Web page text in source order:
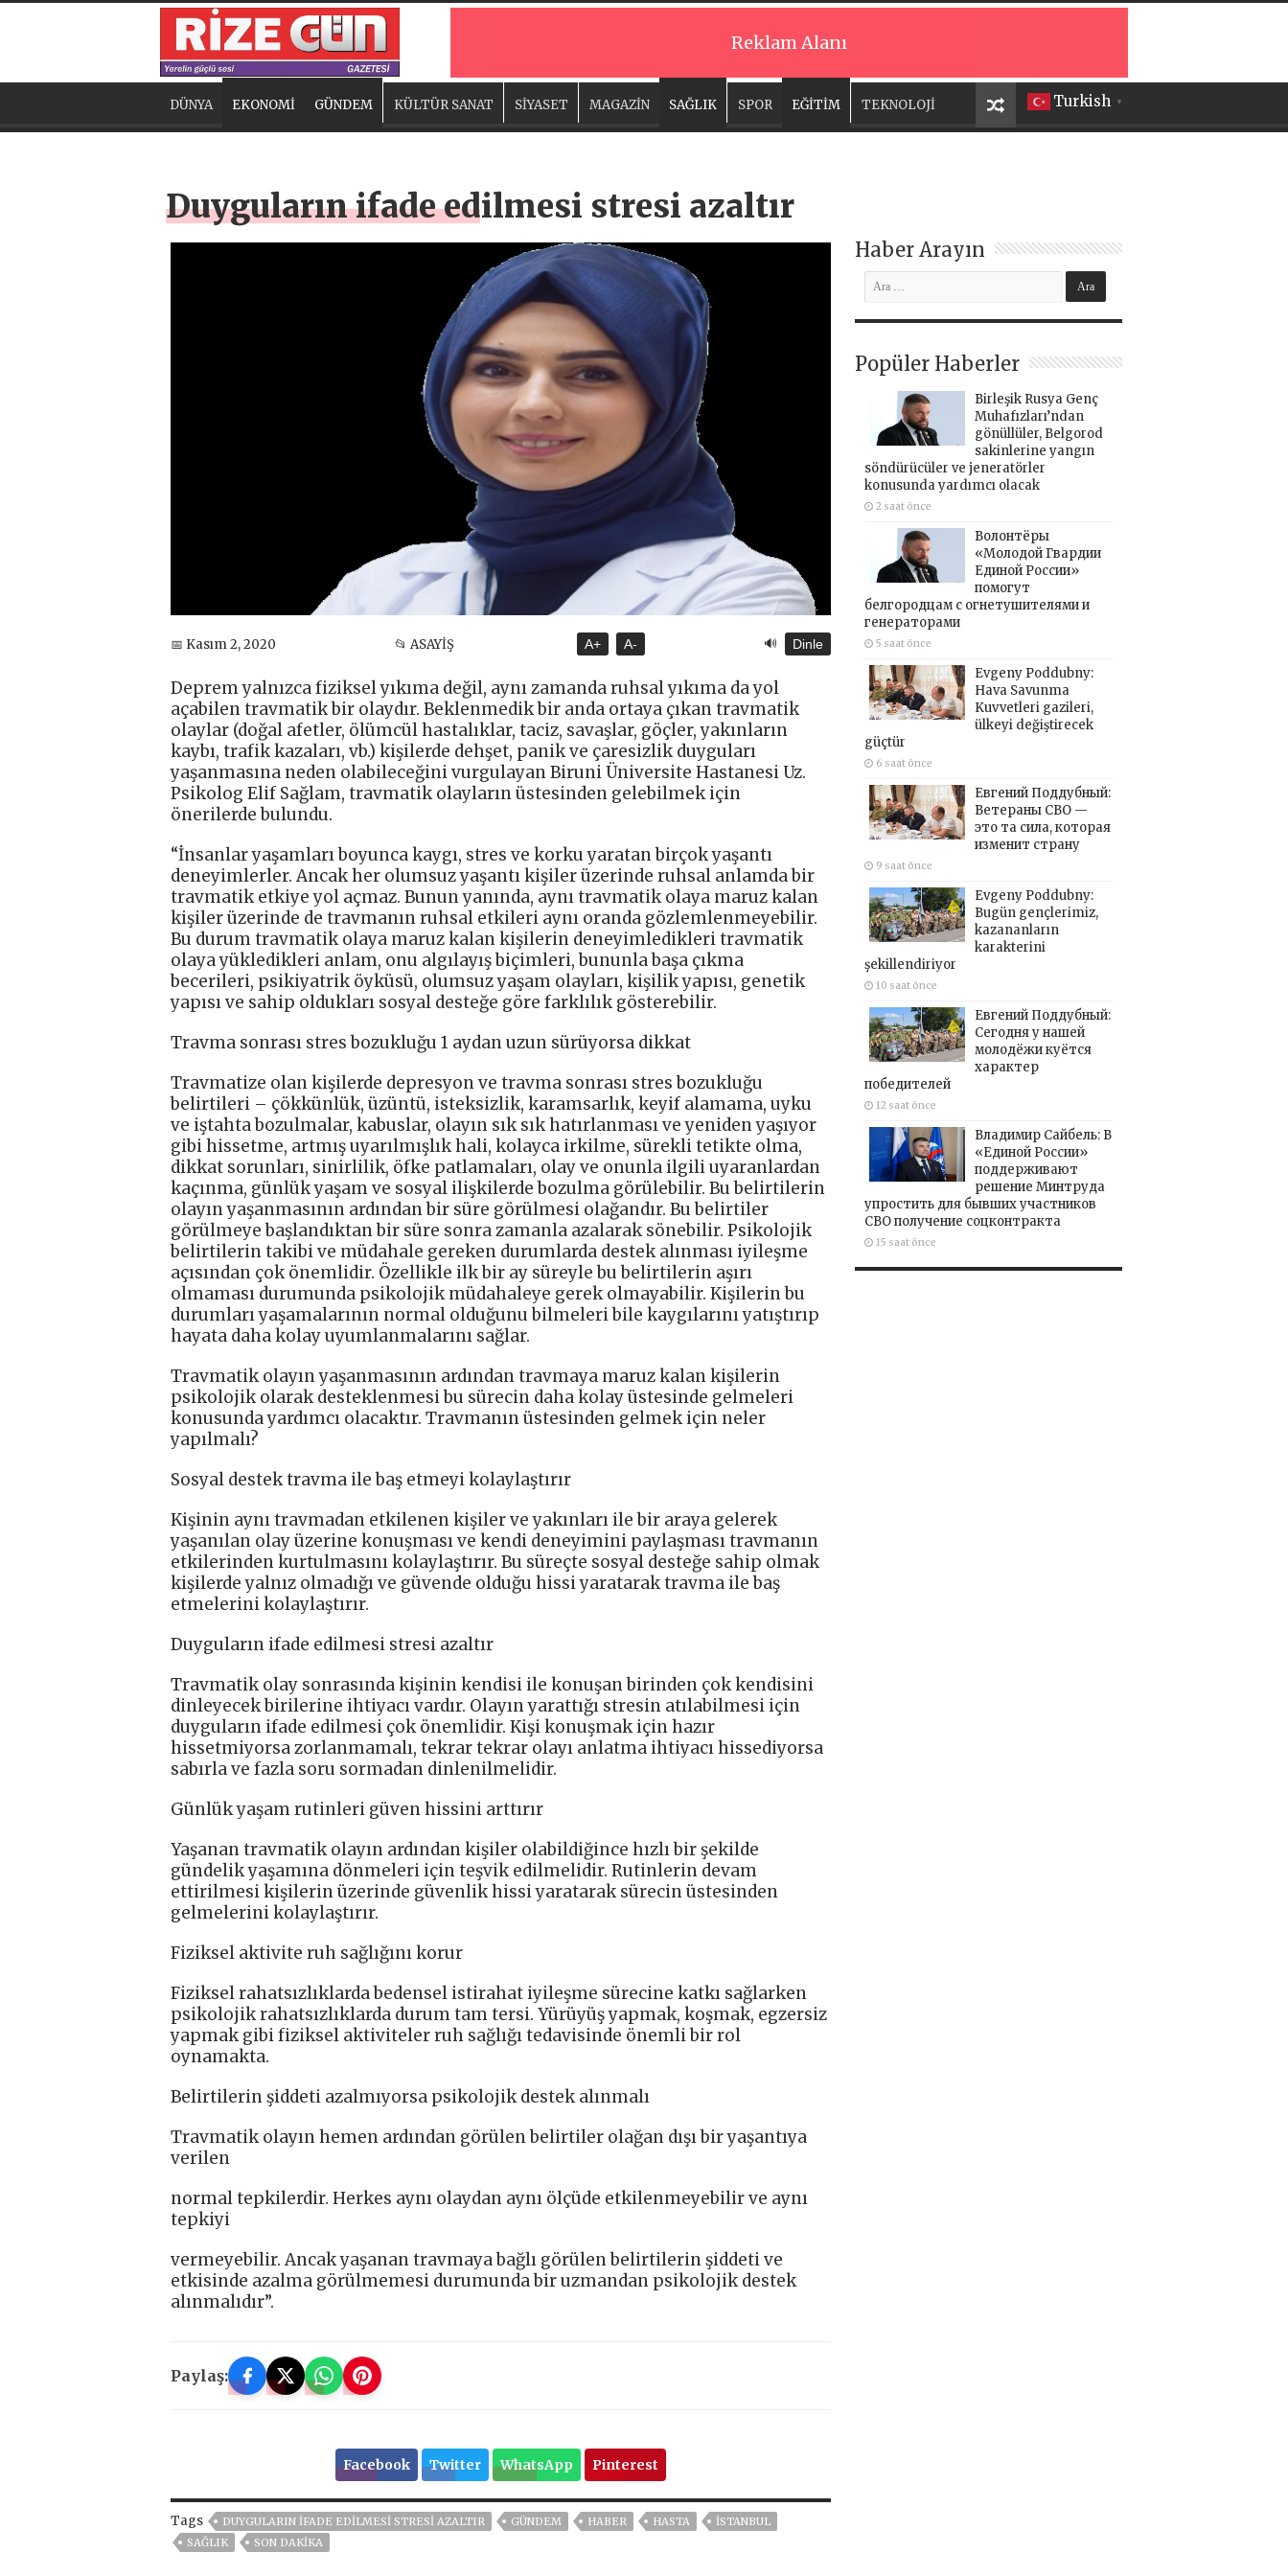
Reklam Alanı
Turkish ▼
DÜNYA EKONOMİ GÜNDEM KÜLTÜR SANAT SİYASET MAGAZİN SAĞLIK SPOR EĞİTİM TEKNOLOJİ
Duyguların ifade edilmesi stresi azaltır
📅 Kasım 2, 2020 📂 ASAYİŞ A+ A- 🔊 Dinle
Deprem yalnızca fiziksel yıkıma değil, aynı zamanda ruhsal yıkıma da yol
açabilen travmatik bir olaydır. Beklenmedik bir anda ortaya çıkan travmatik
olaylar (doğal afetler, ölümcül hastalıklar, taciz, savaşlar, göçler, yakınların
kaybı, trafik kazaları, vb.) kişilerde dehşet, panik ve çaresizlik duyguları
yaşanmasına neden olabileceğini vurgulayan Biruni Üniversite Hastanesi Uz.
Psikolog Elif Sağlam, travmatik olayların üstesinden gelebilmek için
önerilerde bulundu.
“İnsanlar yaşamları boyunca kaygı, stres ve korku yaratan birçok yaşantı
deneyimlerler. Ancak her olumsuz yaşantı kişiler üzerinde ruhsal anlamda bir
travmatik etkiye yol açmaz. Bunun yanında, aynı travmatik olaya maruz kalan
kişiler üzerinde de travmanın ruhsal etkileri aynı oranda gözlemlenmeyebilir.
Bu durum travmatik olaya maruz kalan kişilerin deneyimledikleri travmatik
olaya yükledikleri anlam, onu algılayış biçimleri, bununla başa çıkma
becerileri, psikiyatrik öyküsü, olumsuz yaşam olayları, kişilik yapısı, genetik
yapısı ve sahip oldukları sosyal desteğe göre farklılık gösterebilir.
Travma sonrası stres bozukluğu 1 aydan uzun sürüyorsa dikkat
Travmatize olan kişilerde depresyon ve travma sonrası stres bozukluğu
belirtileri – çökkünlük, üzüntü, isteksizlik, karamsarlık, keyif alamama, uyku
ve iştahta bozulmalar, kabuslar, olayın sık sık hatırlanması ve yeniden yaşıyor
gibi hissetme, artmış uyarılmışlık hali, kolayca irkilme, sürekli tetikte olma,
dikkat sorunları, sinirlilik, öfke patlamaları, olay ve onunla ilgili uyaranlardan
kaçınma, günlük yaşam ve sosyal ilişkilerde bozulma görülebilir. Bu belirtilerin
olayın yaşanmasının ardından bir süre görülmesi olağandır. Bu belirtiler
görülmeye başlandıktan bir süre sonra zamanla azalarak sönebilir. Psikolojik
belirtilerin takibi ve müdahale gereken durumlarda destek alınması iyileşme
açısından çok önemlidir. Özellikle ilk bir ay süreyle bu belirtilerin aşırı
olmaması durumunda psikolojik müdahaleye gerek olmayabilir. Kişilerin bu
durumları yaşamalarının normal olduğunu bilmeleri bile kaygılarını yatıştırıp
hayata daha kolay uyumlanmalarını sağlar.
Travmatik olayın yaşanmasının ardından travmaya maruz kalan kişilerin
psikolojik olarak desteklenmesi bu sürecin daha kolay üstesinde gelmeleri
konusunda yardımcı olacaktır. Travmanın üstesinden gelmek için neler
yapılmalı?
Sosyal destek travma ile baş etmeyi kolaylaştırır
Kişinin aynı travmadan etkilenen kişiler ve yakınları ile bir araya gelerek
yaşanılan olay üzerine konuşması ve kendi deneyimini paylaşması travmanın
etkilerinden kurtulmasını kolaylaştırır. Bu süreçte sosyal desteğe sahip olmak
kişilerde yalnız olmadığı ve güvende olduğu hissi yaratarak travma ile baş
etmelerini kolaylaştırır.
Duyguların ifade edilmesi stresi azaltır
Travmatik olay sonrasında kişinin kendisi ile konuşan birinden çok kendisini
dinleyecek birilerine ihtiyacı vardır. Olayın yarattığı stresin atılabilmesi için
duyguların ifade edilmesi çok önemlidir. Kişi konuşmak için hazır
hissetmiyorsa zorlanmamalı, tekrar tekrar olayı anlatma ihtiyacı hissediyorsa
sabırla ve fazla soru sormadan dinlenilmelidir.
Günlük yaşam rutinleri güven hissini arttırır
Yaşanan travmatik olayın ardından kişiler olabildiğince hızlı bir şekilde
gündelik yaşamına dönmeleri için teşvik edilmelidir. Rutinlerin devam
ettirilmesi kişilerin üzerinde güvenlik hissi yaratarak sürecin üstesinden
gelmelerini kolaylaştırır.
Fiziksel aktivite ruh sağlığını korur
Fiziksel rahatsızlıklarda bedensel istirahat iyileşme sürecine katkı sağlarken
psikolojik rahatsızlıklarda durum tam tersi. Yürüyüş yapmak, koşmak, egzersiz
yapmak gibi fiziksel aktiviteler ruh sağlığı tedavisinde önemli bir rol
oynamakta.
Belirtilerin şiddeti azalmıyorsa psikolojik destek alınmalı
Travmatik olayın hemen ardından görülen belirtiler olağan dışı bir yaşantıya
verilen
normal tepkilerdir. Herkes aynı olaydan aynı ölçüde etkilenmeyebilir ve aynı
tepkiyi
vermeyebilir. Ancak yaşanan travmaya bağlı görülen belirtilerin şiddeti ve
etkisinde azalma görülmemesi durumunda bir uzmandan psikolojik destek
alınmalıdır”.
Paylaş:
Facebook Twitter WhatsApp Pinterest
Tags DUYGULARIN IFADE EDILMESI STRESI AZALTIR GÜNDEM HABER HASTA
ISTANBUL
SAĞLIK
SON DAKIKA
Haber Arayın
Popüler Haberler
Birleşik Rusya Genç
Muhafızları’ndan
gönüllüler, Belgorod
sakinlerine yangın
söndürücüler ve jeneratörler
konusunda yardımcı olacak
2 saat önce
Волонтёры
«Молодой Гвардии
Единой России»
помогут
белгородцам с огнетушителями и
генераторами
5 saat önce
Evgeny Poddubny:
Hava Savunma
Kuvvetleri gazileri,
ülkeyi değiştirecek
güçtür
6 saat önce
Евгений Поддубный:
Ветераны СВО —
это та сила, которая
изменит страну
9 saat önce
Evgeny Poddubny:
Bugün gençlerimiz,
kazananların
karakterini
şekillendiriyor
10 saat önce
Евгений Поддубный:
Сегодня у нашей
молодёжи куётся
характер
победителей
12 saat önce
Владимир Сайбель: В
«Единой России»
поддерживают
решение Минтруда
упростить для бывших участников
СВО получение соцконтракта
15 saat önce